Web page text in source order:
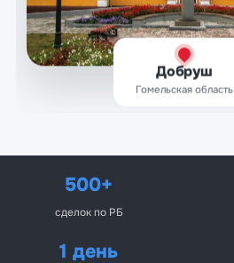
Добруш
Гомельская область
500+
сделок по РБ
1 день